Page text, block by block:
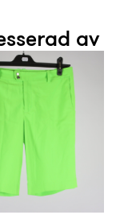
av